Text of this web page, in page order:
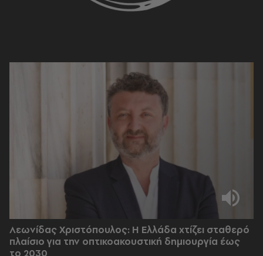
Λεωνίδας Χριστόπουλος: Η Ελλάδα χτίζει σταθερό
πλαίσιο για την οπτικοακουστική δημιουργία έως
το 2030